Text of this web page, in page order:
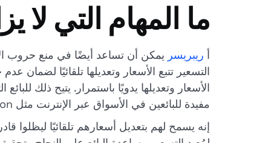
ما المهام التي لا
أ ريبريسر يمكن أن تساعد أيضًا في منع حروب
التسعير تتبع الأسعار وتعديلها تلقائيًا لضمان
الأسعار وتعديلها يدويًا باستمرار. يتيح ذلك
مفيدة للبائعين في الأسواق عبر الإنترنت مثل Amazon.
إنه يسمح لهم بتعديل أسعارهم تلقائيًا ليظلوا